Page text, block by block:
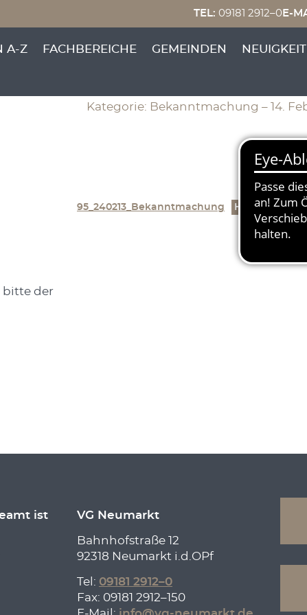
TEL: 09181 2912–0 E-
A-Z FACHBEREICHE GEMEINDEN
Kategorie: Bekanntmachung – 14.
bitte der
95_240213_Bekanntmachung
ist
VG Neumarkt
Bahnhofstraße 12
92318 Neumarkt i.d.OPf
Tel: 09181 2912–0
Fax: 09181 2912–150